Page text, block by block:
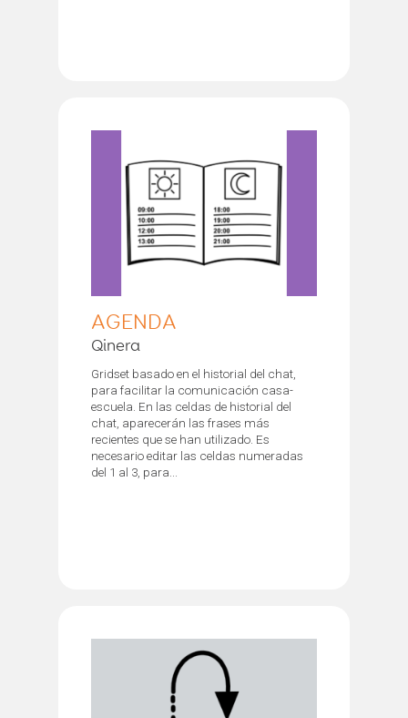
AGENDA
Qinera
Gridset basado en el historial del chat,
para facilitar la comunicación casa-
escuela. En las celdas de historial del
chat, aparecerán las frases más
recientes que se han utilizado. Es
necesario editar las celdas numeradas
del 1 al 3, para...